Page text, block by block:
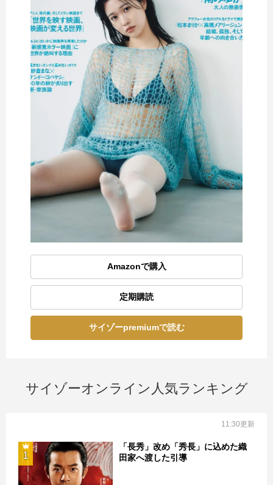
Amazonで購入
定期購読
サイゾーpremiumで読む
サイゾーオンライン人気ランキング
11:30更新
1
「長秀」改め「秀長」に込めた織
田家へ渡した引導